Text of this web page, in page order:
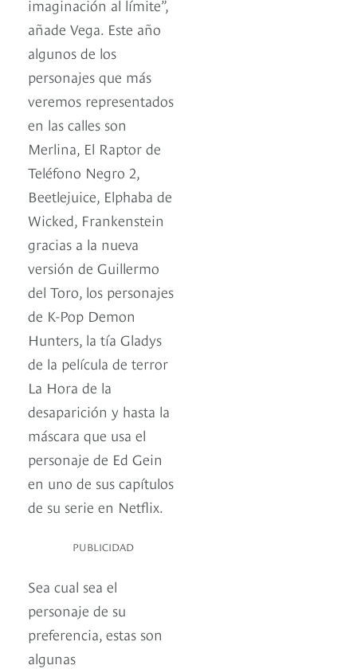
imaginación al límite”,
añade Vega. Este año
algunos de los
personajes que más
veremos representados
en las calles son
Merlina, El Raptor de
Teléfono Negro 2,
Beetlejuice, Elphaba de
Wicked, Frankenstein
gracias a la nueva
versión de Guillermo
del Toro, los personajes
de K-Pop Demon
Hunters, la tía Gladys
de la película de terror
La Hora de la
desaparición y hasta la
máscara que usa el
personaje de Ed Gein
en uno de sus capítulos
de su serie en Netflix.
PUBLICIDAD
Sea cual sea el
personaje de su
preferencia, estas son
algunas